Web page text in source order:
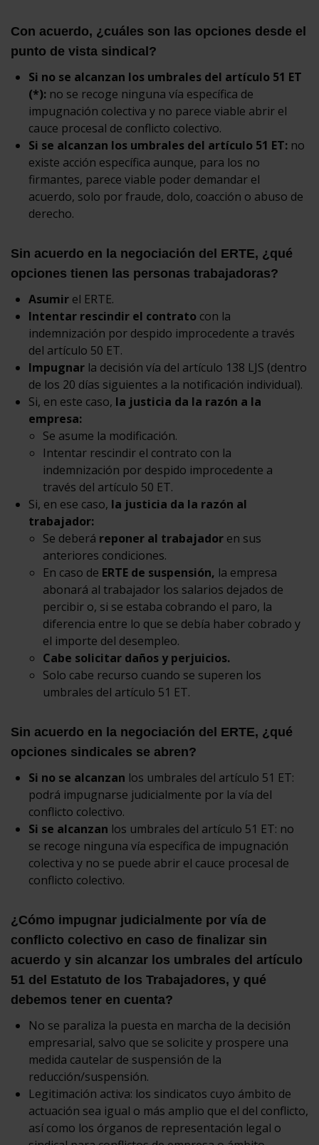
Con acuerdo, ¿cuáles son las opciones desde el
punto de vista sindical?
Si no se alcanzan los umbrales del artículo 51 ET
(*): no se recoge ninguna vía específica de
impugnación colectiva y no parece viable abrir el
cauce procesal de conflicto colectivo.
Si se alcanzan los umbrales del artículo 51 ET: no
existe acción específica aunque, para los no
firmantes, parece viable poder demandar el
acuerdo, solo por fraude, dolo, coacción o abuso de
derecho.
Sin acuerdo en la negociación del ERTE, ¿qué
opciones tienen las personas trabajadoras?
Asumir el ERTE.
Intentar rescindir el contrato con la
indemnización por despido improcedente a través
del artículo 50 ET.
Impugnar la decisión vía del artículo 138 LJS (dentro
de los 20 días siguientes a la notificación individual).
Si, en este caso, la justicia da la razón a la
empresa:
Se asume la modificación.
Intentar rescindir el contrato con la
indemnización por despido improcedente a
través del artículo 50 ET.
Si, en ese caso, la justicia da la razón al
trabajador:
Se deberá reponer al trabajador en sus
anteriores condiciones.
En caso de ERTE de suspensión, la empresa
abonará al trabajador los salarios dejados de
percibir o, si se estaba cobrando el paro, la
diferencia entre lo que se debía haber cobrado y
el importe del desempleo.
Cabe solicitar daños y perjuicios.
Solo cabe recurso cuando se superen los
umbrales del artículo 51 ET.
Sin acuerdo en la negociación del ERTE, ¿qué
opciones sindicales se abren?
Si no se alcanzan los umbrales del artículo 51 ET:
podrá impugnarse judicialmente por la vía del
conflicto colectivo.
Si se alcanzan los umbrales del artículo 51 ET: no
se recoge ninguna vía específica de impugnación
colectiva y no se puede abrir el cauce procesal de
conflicto colectivo.
¿Cómo impugnar judicialmente por vía de
conflicto colectivo en caso de finalizar sin
acuerdo y sin alcanzar los umbrales del artículo
51 del Estatuto de los Trabajadores, y qué
debemos tener en cuenta?
No se paraliza la puesta en marcha de la decisión
empresarial, salvo que se solicite y prospere una
medida cautelar de suspensión de la
reducción/suspensión.
Legitimación activa: los sindicatos cuyo ámbito de
actuación sea igual o más amplio que el del conflicto,
así como los órganos de representación legal o